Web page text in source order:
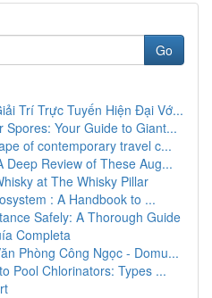
Go
Trí Trực Tuyến Hiện Đại Vớ...
Spores: Your Guide to Giant...
of contemporary travel c...
Deep Review of These Aug...
at The Whisky Pillar
: A Handbook to ...
Safely: A Thorough Guide
Completa
Phòng Công Ngọc - Domu...
Pool Chlorinators: Types ...